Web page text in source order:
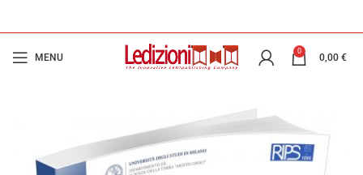
MENU
0
0,00 €